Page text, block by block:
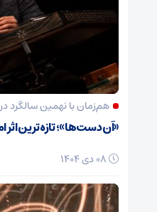
هم‌زمان با نهمین سالگرد
«آن دست‌ها»؛ تازه‌ترین